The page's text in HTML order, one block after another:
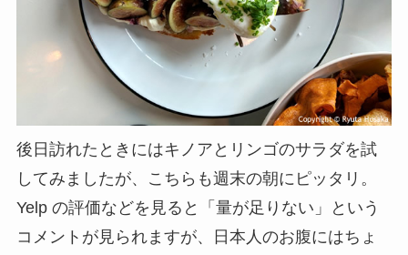
後日訪れたときにはキノアとリンゴのサラダを試
してみましたが、こちらも週末の朝にピッタリ。
Yelp の評価などを見ると「量が足りない」という
コメントが見られますが、日本人のお腹にはちょ